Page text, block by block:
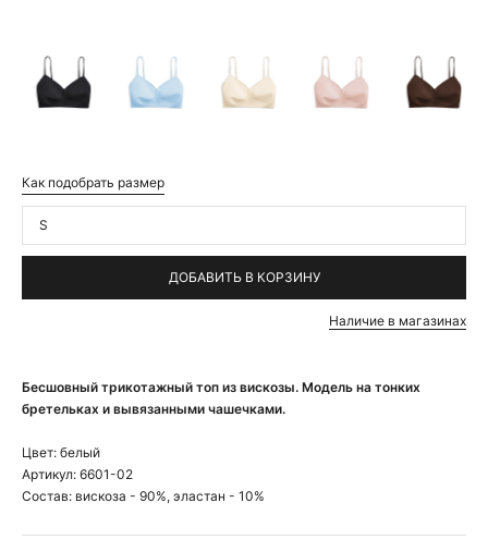
Бесшовный трикотажный топ из вискозы. Модель на тонких
бретельках и вывязанными чашечками.
Цвет: белый
Артикул: 6601-02
Состав: вискоза - 90%, эластан - 10%
Как подобрать размер
S
ДОБАВИТЬ В КОРЗИНУ
Наличие в магазинах